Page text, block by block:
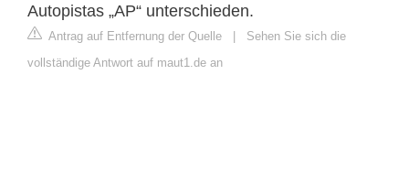
Autopistas „AP“ unterschieden.
Antrag auf Entfernung der Quelle | Sehen Sie sich die
vollständige Antwort auf maut1.de an